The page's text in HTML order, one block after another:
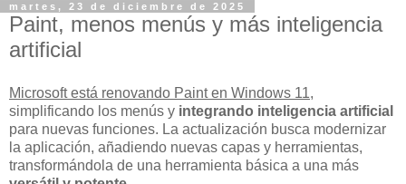
martes, 23 de diciembre de 2025
Paint, menos menús y más inteligencia
artificial
Microsoft está renovando Paint en Windows 11,
simplificando los menús y integrando inteligencia artificial
para nuevas funciones. La actualización busca modernizar
la aplicación, añadiendo nuevas capas y herramientas,
transformándola de una herramienta básica a una más